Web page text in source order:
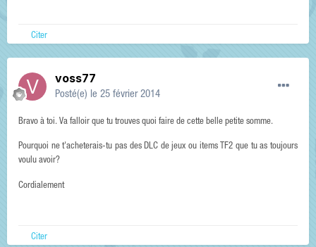
Citer
voss77
Posté(e) le 25 février 2014
Bravo à toi. Va falloir que tu trouves quoi faire de cette belle petite somme.
Pourquoi ne t'acheterais-tu pas des DLC de jeux ou items TF2 que tu as toujours
voulu avoir?
Cordialement
Citer